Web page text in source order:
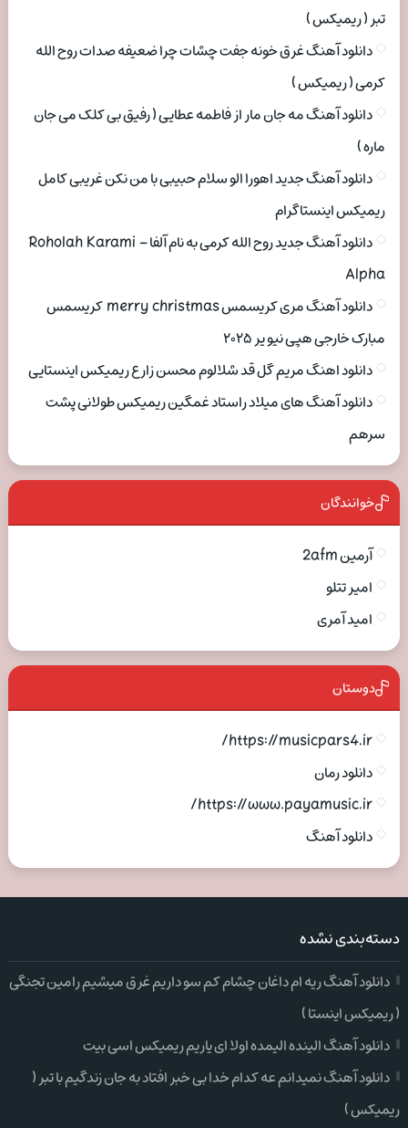
تبر ( ریمیکس )
دانلود آهنگ غرق خونه جفت چشات چرا ضعیفه صدات روح الله
کرمی ( ریمیکس )
دانلود آهنگ مه جان مار از فاطمه عطایی ( رفیق بی کلک می جان
ماره )
دانلود آهنگ جدید اهورا الو سلام حبیبی با من نکن غریبی کامل
ریمیکس اینستاگرام
دانلود آهنگ جدید روح الله کرمی به نام آلفا Roholah Karami –
Alpha
دانلود آهنگ مری کریسمس merry christmas کریسمس
مبارک خارجی هپی نیو یر ۲۰۲۵
دانلود اهنگ مریم گل قد شلالوم محسن زارع ریمیکس اینستایی
دانلود آهنگ های میلاد راستاد غمگین ریمیکس طولانی پشت
سرهم
خوانندگان
آرمین 2afm
امیر تتلو
امید آمری
دوستان
https://musicpars4.ir/
دانلود رمان
https://www.payamusic.ir/
دانلود آهنگ
دسته‌بندی نشده
دانلود آهنگ ریه ام داغان چشام کم سو داریم غرق میشیم رامین تجنگی
( ریمیکس اینستا )
دانلود آهنگ الینده الیمده اولا ای یاریم ریمیکس اسی بیت
دانلود آهنگ نمیدانم عه کدام خدا بی خبر افتاد به جان زندگیم با تبر (
ریمیکس )